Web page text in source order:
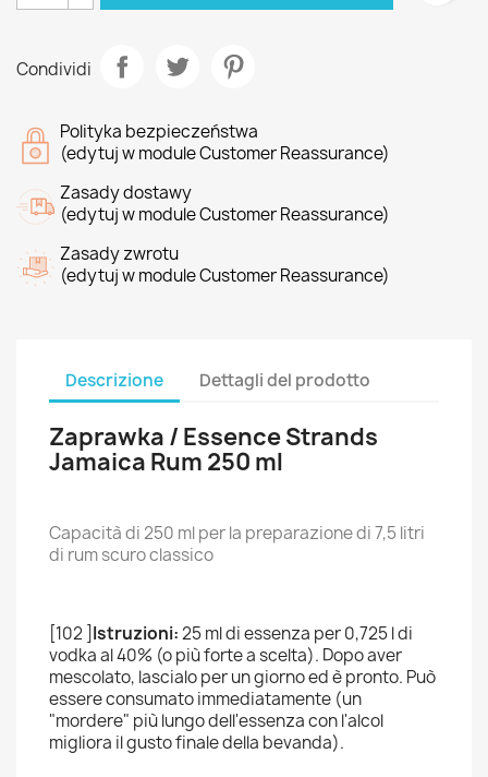
Condividi
Polityka bezpieczeństwa
(edytuj w module Customer Reassurance)
Zasady dostawy
(edytuj w module Customer Reassurance)
Zasady zwrotu
(edytuj w module Customer Reassurance)
Descrizione Dettagli del prodotto
Zaprawka / Essence Strands
Jamaica Rum 250 ml
Capacità di 250 ml per la preparazione di 7,5 litri
di rum scuro classico
[102 ] Istruzioni:25 ml di essenza per 0,725 l di
vodka al 40% (o più forte a scelta). Dopo aver
mescolato, lascialo per un giorno ed è pronto. Può
essere consumato immediatamente (un
"mordere" più lungo dell'essenza con l'alcol
migliora il gusto finale della bevanda).